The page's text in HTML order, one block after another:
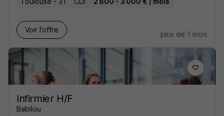
Voir l’offre
plus de 1 mois
Infirmier H/F
Babilou